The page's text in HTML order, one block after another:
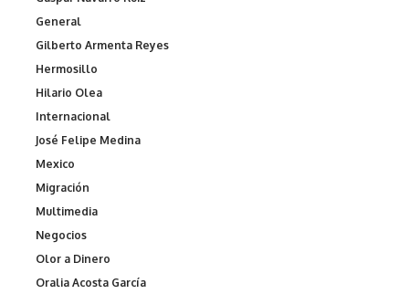
General
Gilberto Armenta Reyes
Hermosillo
Hilario Olea
Internacional
José Felipe Medina
Mexico
Migración
Multimedia
Negocios
Olor a Dinero
Oralia Acosta García